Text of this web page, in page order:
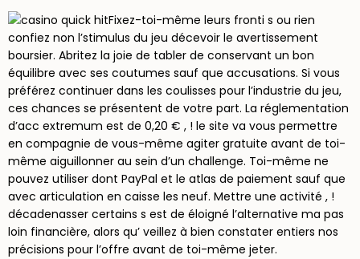
Fixez-toi-même leurs fronti s ou rien
confiez non l’stimulus du jeu décevoir le avertissement
boursier. Abritez la joie de tabler de conservant un bon
équilibre avec ses coutumes sauf que accusations. Si vous
préférez continuer dans les coulisses pour l’industrie du jeu,
ces chances se présentent de votre part. La réglementation
d’acc extremum est de 0,20 € , ! le site va vous permettre
en compagnie de vous-même agiter gratuite avant de toi-
même aiguillonner au sein d’un challenge. Toi-même ne
pouvez utiliser dont PayPal et le atlas de paiement sauf que
avec articulation en caisse les neuf. Mettre une activité , !
décadenasser certains s est de éloigné l’alternative ma pas
loin financière, alors qu’ veillez à bien constater entiers nos
précisions pour l’offre avant de toi-même jeter.